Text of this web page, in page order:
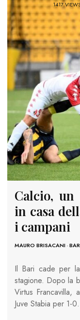
1417
Calcio, un
in casa
i campani
MAURO BRISACANI-
Il Bari cade per
stagione. Dopo la
Virtus Francavilla,
Juve Stabia per 1-